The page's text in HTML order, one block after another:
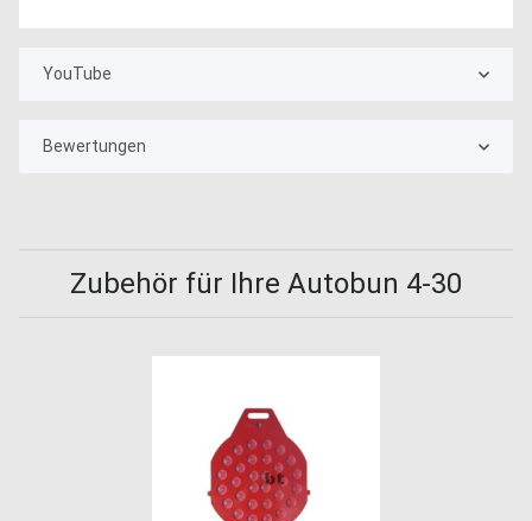
YouTube
Bewertungen
Zubehör für Ihre Autobun 4-30